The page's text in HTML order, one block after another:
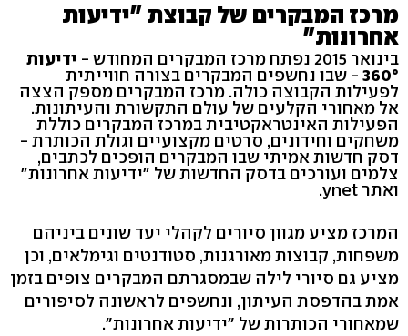
מרכז המבקרים של קבוצת "ידיעות
אחרונות"
בינואר 2015 נפתח מרכז המבקרים המחודש - ידיעות
360° - שבו נחשפים המבקרים בצורה חווייתית
לפעילות הקבוצה כולה. מרכז המבקרים מספק הצצה
אל מאחורי הקלעים של עולם התקשורת והעיתונות.
הפעילות האינטראקטיבית במרכז המבקרים כוללת
משחקים וחידונים, סרטים מקצועיים וגולת הכותרת -
דסק חדשות אמיתי שבו המבקרים הופכים לכתבים,
צלמים ועורכים בדסק החדשות של "ידיעות אחרונות"
ואתר ynet.
המרכז מציע מגוון סיורים לקהלי יעד שונים ביניהם
משפחות, קבוצות מאורגנות, סטודנטים וגימלאים, וכן
מציע גם סיורי לילה שבמסגרתם המבקרים צופים בזמן
אמת בהדפסת העיתון, ונחשפים לראשונה לסיפורים
שמאחורי הכותרות של "ידיעות אחרונות".